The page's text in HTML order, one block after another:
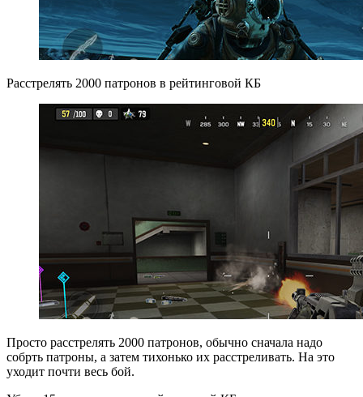
Расстрелять 2000 патронов в рейтинговой КБ
Просто расстрелять 2000 патронов, обычно сначала надо
собрть патроны, а затем тихонько их расстреливать. На это
уходит почти весь бой.